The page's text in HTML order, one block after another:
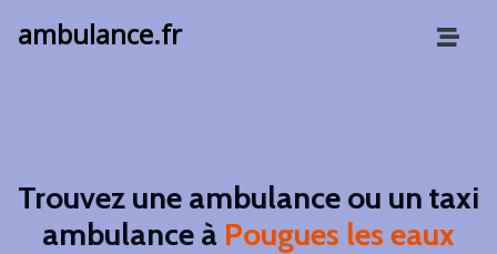
ambulance.fr
Trouvez une ambulance ou un taxi
ambulance à Pougues les eaux